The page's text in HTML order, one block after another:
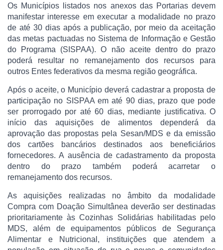
Os Municípios listados nos anexos das Portarias devem
manifestar interesse em executar a modalidade no prazo
de até 30 dias após a publicação, por meio da aceitação
das metas pactuadas no Sistema de Informação e Gestão
do Programa (SISPAA). O não aceite dentro do prazo
poderá resultar no remanejamento dos recursos para
outros Entes federativos da mesma região geográfica.
Após o aceite, o Município deverá cadastrar a proposta de
participação no SISPAA em até 90 dias, prazo que pode
ser prorrogado por até 60 dias, mediante justificativa. O
início das aquisições de alimentos dependerá da
aprovação das propostas pela Sesan/MDS e da emissão
dos cartões bancários destinados aos beneficiários
fornecedores. A ausência de cadastramento da proposta
dentro do prazo também poderá acarretar o
remanejamento dos recursos.
As aquisições realizadas no âmbito da modalidade
Compra com Doação Simultânea deverão ser destinadas
prioritariamente às Cozinhas Solidárias habilitadas pelo
MDS, além de equipamentos públicos de Segurança
Alimentar e Nutricional, instituições que atendem a